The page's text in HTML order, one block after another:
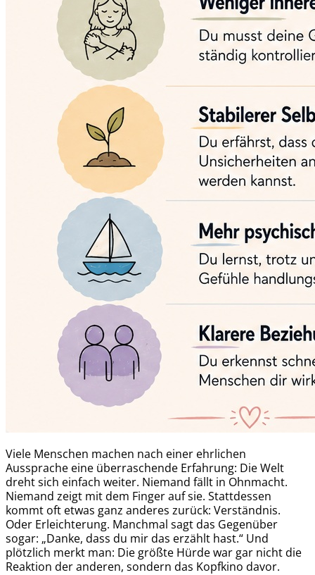
Viele Menschen machen nach einer ehrlichen
Aussprache eine überraschende Erfahrung: Die Welt
dreht sich einfach weiter. Niemand fällt in Ohnmacht.
Niemand zeigt mit dem Finger auf sie. Stattdessen
kommt oft etwas ganz anderes zurück: Verständnis.
Oder Erleichterung. Manchmal sagt das Gegenüber
sogar: „Danke, dass du mir das erzählt hast.“ Und
plötzlich merkt man: Die größte Hürde war gar nicht die
Reaktion der anderen, sondern das Kopfkino davor.